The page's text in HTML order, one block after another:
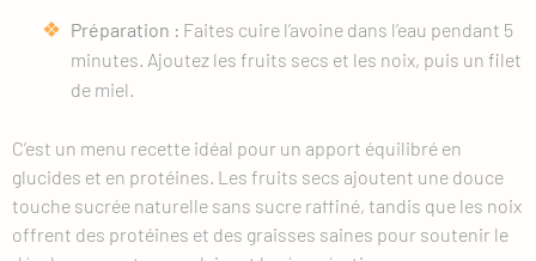
Préparation : Faites cuire l’avoine dans l’eau pendant 5
minutes. Ajoutez les fruits secs et les noix, puis un filet
de miel.
C’est un menu recette idéal pour un apport équilibré en
glucides et en protéines. Les fruits secs ajoutent une douce
touche sucrée naturelle sans sucre raffiné, tandis que les noix
offrent des protéines et des graisses saines pour soutenir le